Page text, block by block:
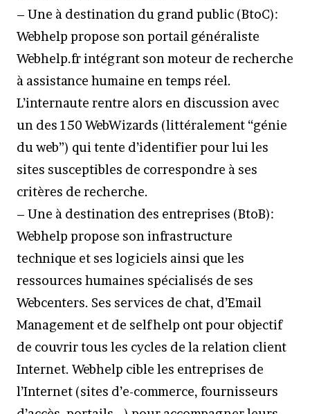
– Une à destination du grand public (BtoC):
Webhelp propose son portail généraliste
Webhelp.fr intégrant son moteur de recherche
à assistance humaine en temps réel.
L’internaute rentre alors en discussion avec
un des 150 WebWizards (littéralement “génie
du web”) qui tente d’identifier pour lui les
sites susceptibles de correspondre à ses
critères de recherche.
– Une à destination des entreprises (BtoB):
Webhelp propose son infrastructure
technique et ses logiciels ainsi que les
ressources humaines spécialisés de ses
Webcenters. Ses services de chat, d’Email
Management et de selfhelp ont pour objectif
de couvrir tous les cycles de la relation client
Internet. Webhelp cible les entreprises de
l’Internet (sites d’e-commerce, fournisseurs